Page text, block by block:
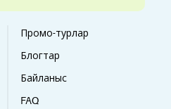
Промо-турлар
Блогтар
Байланыс
FAQ